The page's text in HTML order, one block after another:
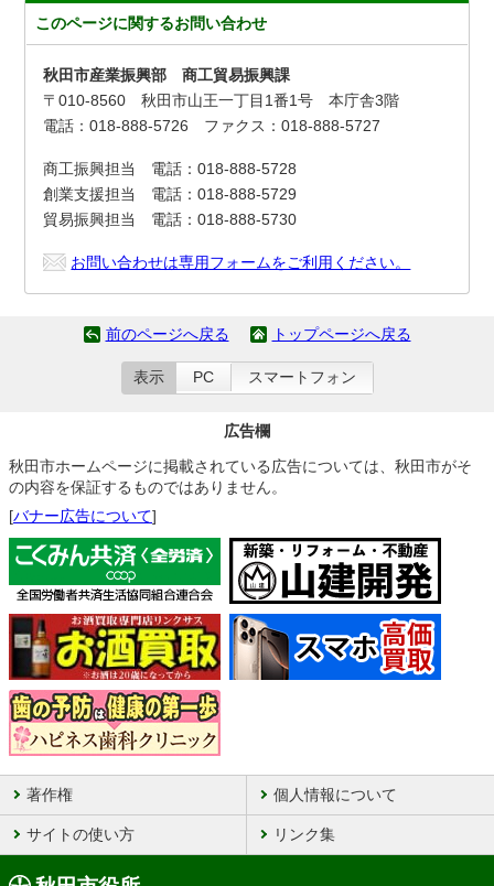
このページに関するお問い合わせ
秋田市産業振興部 商工貿易振興課
〒010-8560 秋田市山王一丁目1番1号 本庁舎3階
電話：018-888-5726 ファクス：018-888-5727
商工振興担当 電話：018-888-5728
創業支援担当 電話：018-888-5729
貿易振興担当 電話：018-888-5730
お問い合わせは専用フォームをご利用ください。
前のページへ戻る トップページへ戻る
表示 PC スマートフォン
広告欄
秋田市ホームページに掲載されている広告については、秋田市がそ
の内容を保証するものではありません。
[バナー広告について]
著作権 個人情報について
サイトの使い方 リンク集